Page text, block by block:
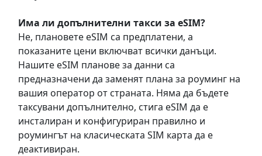
Има ли допълнителни такси за eSIM?
Не, плановете eSIM са предплатени, а
показаните цени включват всички данъци.
Нашите eSIM планове за данни са
предназначени да заменят плана за роуминг на
вашия оператор от страната. Няма да бъдете
таксувани допълнително, стига eSIM да е
инсталиран и конфигуриран правилно и
роумингът на класическата SIM карта да е
деактивиран.